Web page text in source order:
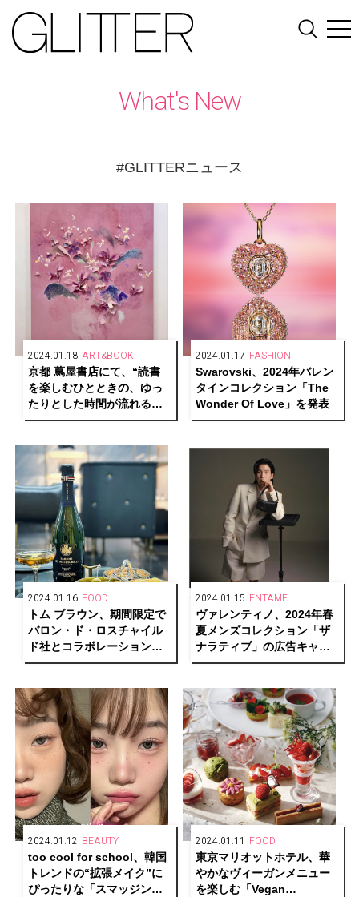
What's New
#GLITTERニュース
2024.01.18 ART&BOOK
京都 蔦屋書店にて、“読書
を楽しむひとときの、ゆっ
たりとした時間が流れるお
だやかな情景の創出”がテー
開催
2024.01.17 FASHION
Swarovski、2024年バレン
タインコレクション「The
Wonder Of Love」を発表
2024.01.16 FOOD
トム ブラウン、期間限定で
バロン・ド・ロスチャイル
ド社とコラボレーションし
た特別なシャンパーニュを
2024.01.15 ENTAME
ヴァレンティノ、2024年春
夏メンズコレクション「ザ
ナラティブ」の広告キャン
ペーンにBTSのSUGAを起
2024.01.12 BEAUTY
too cool for school、韓国
トレンドの“拡張メイク”に
ぴったりな「スマッジング
2024.01.11 FOOD
東京マリオットホテル、華
やかなヴィーガンメニュー
を楽しむ「Vegan